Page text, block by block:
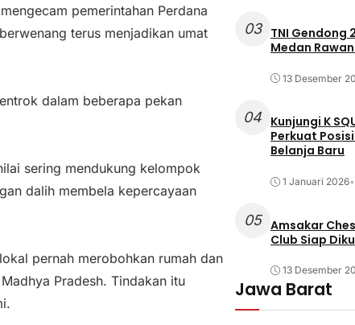
pemerintahan Perdana
terus menjadikan umat
dalam beberapa pekan
sering mendukung kelompok
dalih membela kepercayaan
pernah merobohkan rumah dan
Pradesh. Tindakan itu
03
TNI Gendong
Medan
13 Desember
04 Kunjungi K
Perkuat
Belanja Baru
1 Januari 2026•
05 Amsakar
Club Siap
13 Desember
Jawa Barat